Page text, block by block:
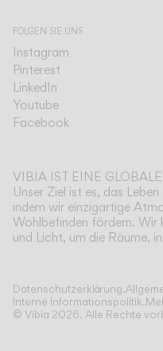
Anwendung
FOLGEN SIE UNS
Instagram
Pinterest
LinkedIn
Youtube
Facebook
VIBIA IST EINE
Unser Ziel ist es, das
indem wir einzigartige
Wohlbefinden fördern. Wir
und Licht, um die Räume,
Datenschutzerklärung.
Interne Informationspolitik.
© Vibia 2026. Alle Rechte